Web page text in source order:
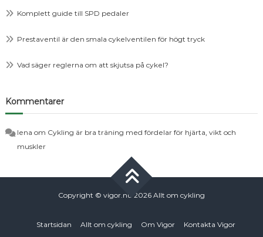
Komplett guide till SPD pedaler
Prestaventil är den smala cykelventilen för högt tryck
Vad säger reglerna om att skjutsa på cykel?
Kommentarer
lena om Cykling är bra träning med fördelar för hjärta, vikt och
muskler
Copyright © vigor.nu 2026 Allt om cykling
Startsidan Allt om cykling Om Vigor Kontakta Vigor